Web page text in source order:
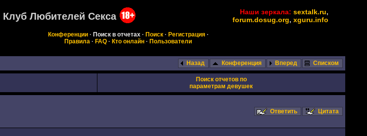
Клуб Любителей Секса Наши зеркала: sextalk.ru,
forum.dosug.org, xguru.info
Конференции· Поиск в отчетах· Поиск· Регистрация·
Правила · FAQ · Кто онлайн · Пользователи
Назад Конференция Вперед Списком
Поиск отчетов по
параметрам девушек
Ответить Цитата